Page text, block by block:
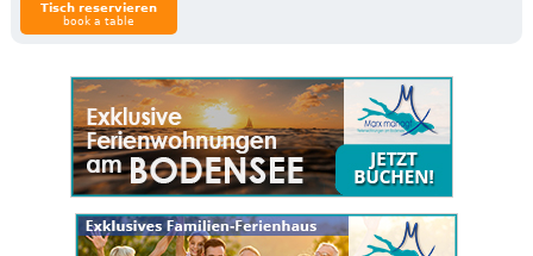
Tisch reservieren
book a table